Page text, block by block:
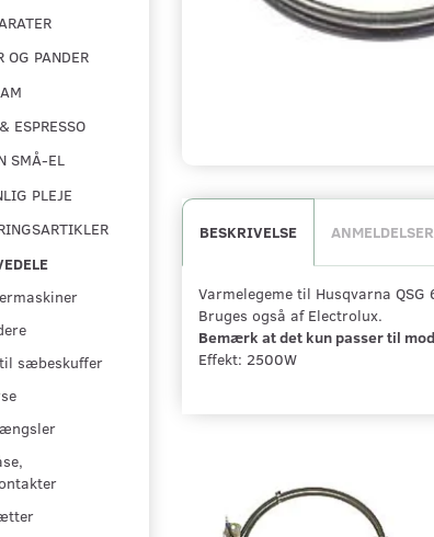
OG PANDER
ESPRESSO
SMÅ-EL
PLEJE
sæbeskuffer
BESKRIVELSE ANMELDELSER
Varmelegeme til Husqvarna
Bruges også af Electrolux.
Bemærk at det kun passer til
Effekt: 2500W